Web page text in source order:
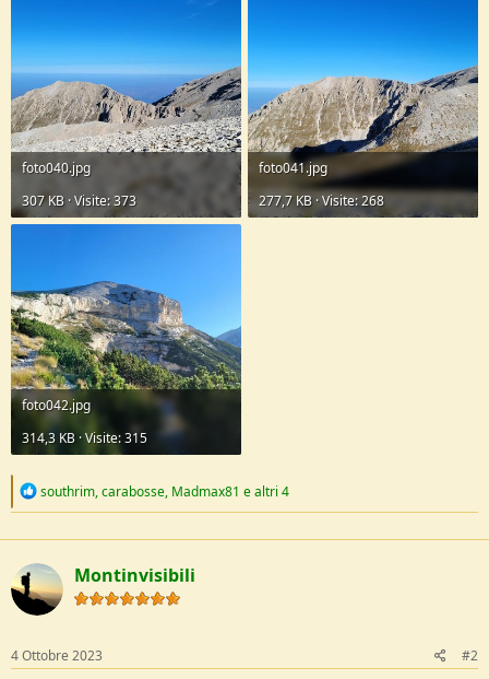
foto040.jpg
307 KB · Visite: 373
foto041.jpg
277,7 KB · Visite: 268
foto042.jpg
314,3 KB · Visite: 315
R
c
t
i
o
n
southrim,carabosse, Madmax81 e altri 4
Montinvisibili
4 Ottobre 2023 #2